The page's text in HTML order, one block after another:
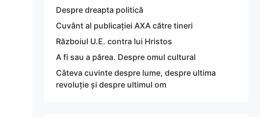
Despre dreapta politică
Cuvânt al publicației AXA către tineri
Războiul U.E. contra lui Hristos
A fi sau a părea. Despre omul cultural
Câteva cuvinte despre lume, despre ultima
revoluție și despre ultimul om